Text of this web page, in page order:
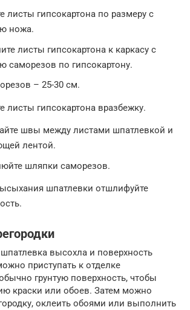
листы гипсокартона по размеру с
ножа.
листы гипсокартона к каркасу с
саморезов по гипсокартону.
– 25-30 см.
листы гипсокартона вразбежку.
швы между листами шпатлевкой и
лентой.
шляпки саморезов.
шпатлевки отшлифуйте
высохла и поверхность
приступать к отделке
грунтую поверхность, чтобы
краски или обоев. Затем можно
оклеить обоями или выполнить